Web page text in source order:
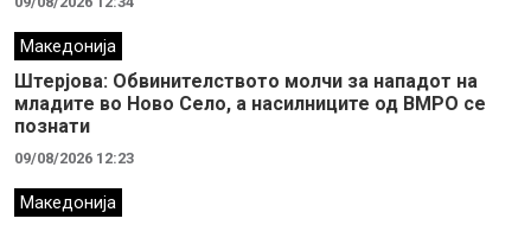
Македонија
Штерјова: Обвинителството молчи за нападот на
младите во Ново Село, а насилниците од ВМРО се
познати
09/08/2026 12:23
Македонија